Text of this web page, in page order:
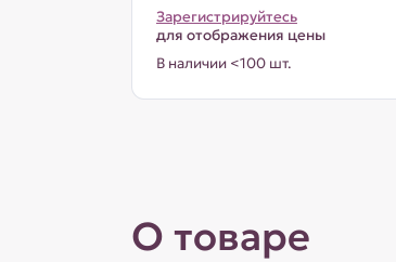
Зарегистрируйтесь
для отображения цены
В наличии <100 шт.
О товаре